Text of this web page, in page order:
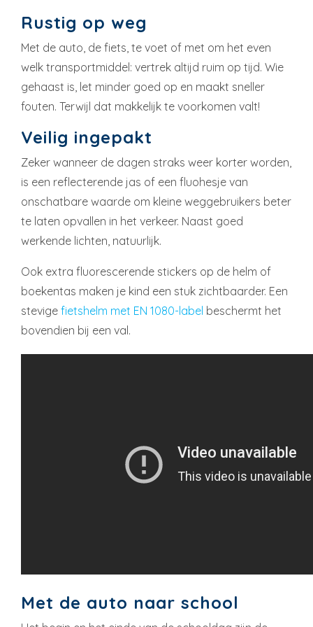
Rustig op weg
Met de auto, de fiets, te voet of met om het even
welk transportmiddel: vertrek altijd ruim op tijd. Wie
gehaast is, let minder goed op en maakt sneller
fouten. Terwijl dat makkelijk te voorkomen valt!
Veilig ingepakt
Zeker wanneer de dagen straks weer korter worden,
is een reflecterende jas of een fluohesje van
onschatbare waarde om kleine weggebruikers beter
te laten opvallen in het verkeer. Naast goed
werkende lichten, natuurlijk.
Ook extra fluorescerende stickers op de helm of
boekentas maken je kind een stuk zichtbaarder. Een
stevige fietshelm met EN 1080-label beschermt het
bovendien bij een val.
Met de auto naar school